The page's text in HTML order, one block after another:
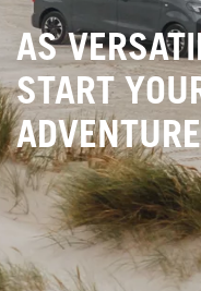
AS
START